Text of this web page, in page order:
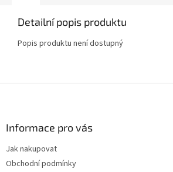
Detailní popis produktu
Popis produktu není dostupný
Informace pro vás
Jak nakupovat
Obchodní podmínky